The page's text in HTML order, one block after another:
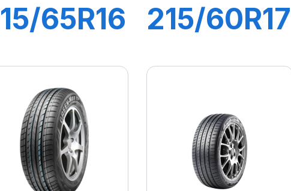
65R16
215/60R17
MAX
HP010